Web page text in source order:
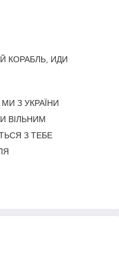
КОРАБЛЬ, ИДИ
З УКРАЇНИ
ВІЛЬНИМ
З ТЕБЕ